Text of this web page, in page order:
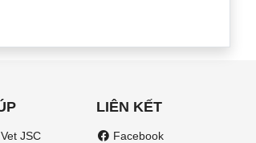
JSC
LIÊN KẾT
Facebook